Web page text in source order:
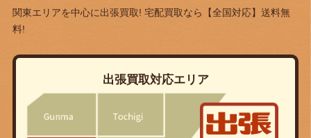
関東エリアを中心に出張買取! 宅配買取なら
【全国対応】送料無
料!
出張買取対応エリア